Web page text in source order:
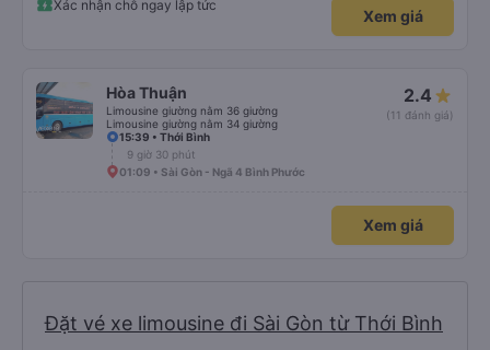
Xác nhận chỗ ngay lập tức
Xem giá
Hòa Thuận
Limousine giường nằm 36 giường
Limousine giường nằm 34 giường
2.4
(11 đánh giá)
15:39 • Thới Bình
9 giờ 30 phút
01:09 • Sài Gòn - Ngã 4 Bình Phước
Xem giá
Đặt vé xe limousine đi Sài Gòn từ Thới Bình